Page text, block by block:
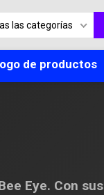
las categorías
de productos
Eye. Con sus